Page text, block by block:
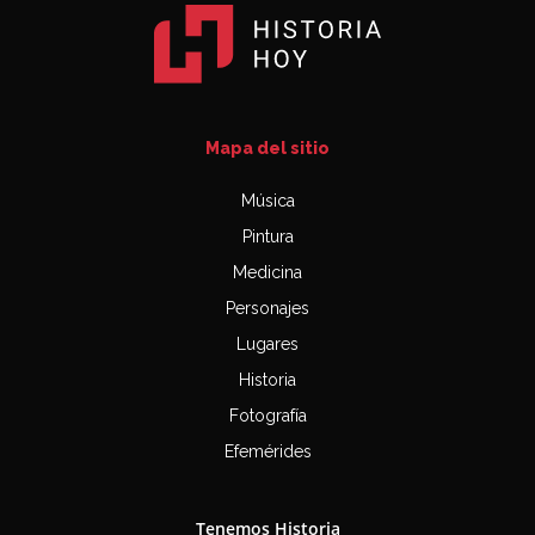
Mapa del sitio
Música
Pintura
Medicina
Personajes
Lugares
Historia
Fotografía
Efemérides
Tenemos Historia